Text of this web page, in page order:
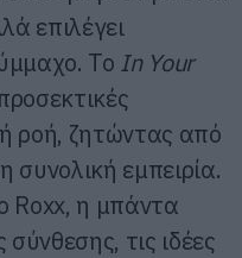
επιλέγει
Το In Your
ροή, ζητώντας από
εμπειρία.
Roxx, η μπάντα
τις ιδέες